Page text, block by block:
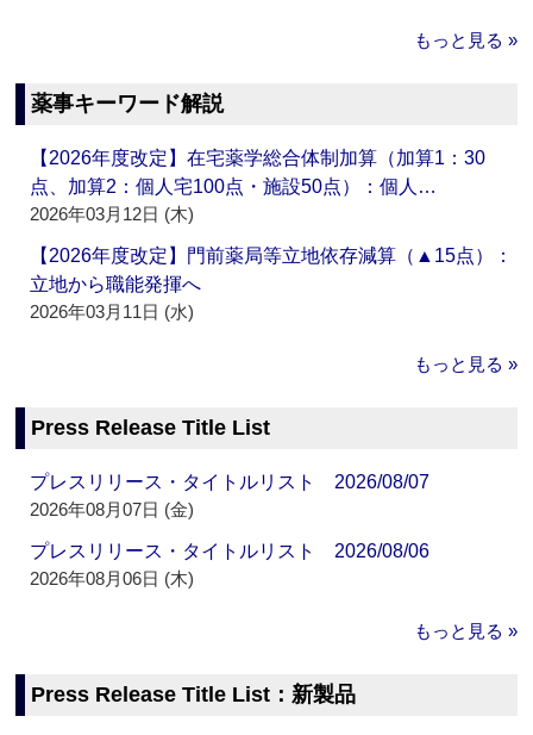
もっと見る »
薬事キーワード解説
【2026年度改定】在宅薬学総合体制加算（加算1：30
点、加算2：個人宅100点・施設50点）：個人…
2026年03月12日 (木)
【2026年度改定】門前薬局等立地依存減算（▲15点）：
立地から職能発揮へ
2026年03月11日 (水)
もっと見る »
Press Release Title List
プレスリリース・タイトルリスト 2026/08/07
2026年08月07日 (金)
プレスリリース・タイトルリスト 2026/08/06
2026年08月06日 (木)
もっと見る »
Press Release Title List：新製品